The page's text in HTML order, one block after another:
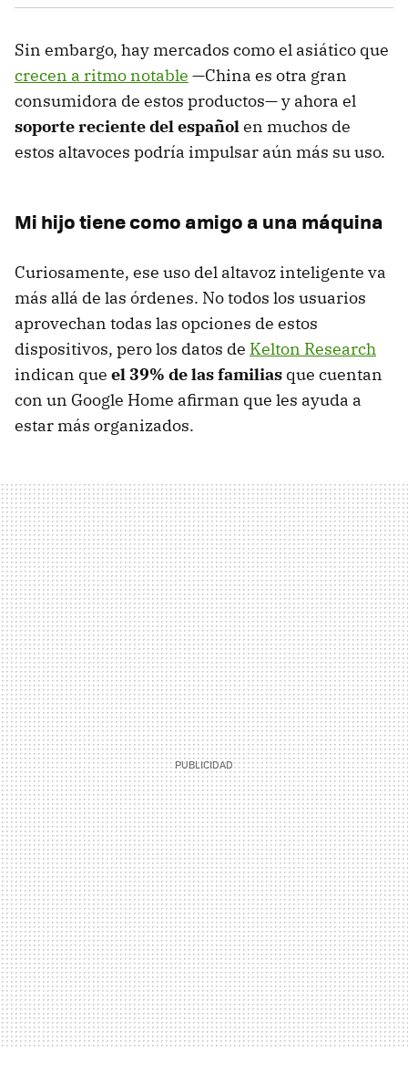
Sin embargo, hay mercados como el asiático que
crecen a ritmo notable —China es otra gran
consumidora de estos productos— y ahora el
soporte reciente del españolen muchos de
estos altavoces podría impulsar aún más su uso.
Mi hijo tiene como amigo a una máquina
Curiosamente, ese uso del altavoz inteligente va
más allá de las órdenes. No todos los usuarios
aprovechan todas las opciones de estos
dispositivos, pero los datos de Kelton Research
indican que el 39% de las familias que cuentan
con un Google Home afirman que les ayuda a
estar más organizados.